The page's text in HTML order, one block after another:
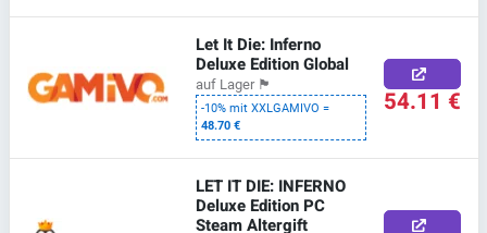
Let It Die: Inferno
Deluxe Edition Global
auf Lager 🏴
-10% mit XXLGAMIVO =
48.70 €
54.11 €
LET IT DIE: INFERNO
Deluxe Edition PC
Steam Altergift